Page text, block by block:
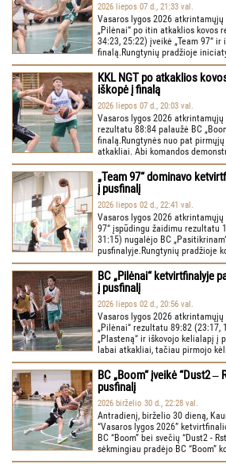
2026 liepos 07 d., 21:33 val.
Vasaros lygos 2026
„Pilėnai“ po itin atkaklios kovos
34:23, 25:22) įveikė „Team 97“
finalą.Rungtynių pradžioje
KKL NGT po atkaklios
iškopė į finalą
2026 liepos 07 d., 20:03 val.
Vasaros lygos 2026 atkrintamųjų
rezultatu 88:84 palaužė BC
finalą.Rungtynės nuo pat
atkakliai. Abi komandos
„Team 97“ dominavo
į pusfinalį
2026 liepos 02 d., 22:41 val.
Vasaros lygos 2026
97“ įspūdingu žaidimu rezultatu
31:15) nugalėjo BC
pusfinalyje.Rungtynių pradžioje
BC „Pilėnai“ ketvirtfinalyje
į pusfinalį
2026 liepos 02 d., 20:56 val.
Vasaros lygos 2026
„Pilėnai“ rezultatu 89:82 (23:17,
„Plasteną“ ir iškovojo kelialapį į
labai atkakliai, tačiau pirmojo
BC „Boom“ įveikė “Dust2 ‒
pusfinalį
2026 birželio 30 d., 22:28 val.
Antradienį, birželio 30 dieną,
“Vasaros lygos 2026”
BC “Boom” bei svečių “Dust2 -
sėkmingiau pradėjo BC “Boom”